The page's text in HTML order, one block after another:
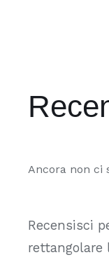
Ancora non ci
Recensisci
rettangolare